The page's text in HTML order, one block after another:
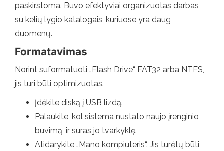
paskirstoma. Buvo efektyviai organizuotas darbas
su kelių lygio katalogais, kuriuose yra daug
duomenų.
Formatavimas
Norint suformatuoti „Flash Drive“ FAT32 arba NTFS,
jis turi būti optimizuotas.
Įdėkite diską į USB lizdą.
Palaukite, kol sistema nustato naujo įrenginio
buvimą, ir suras jo tvarkyklę.
Atidarykite „Mano kompiuteris“. Jis turėtų būti